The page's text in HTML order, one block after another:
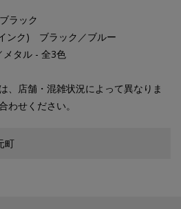
ラック
ンク) ブラック／ブルー
メタル - 全3色
、店舗・混雑状況によって異なりま
わせください。
町